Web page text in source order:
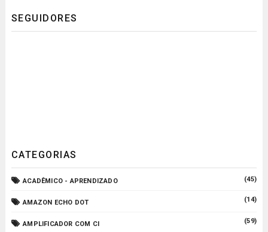
SEGUIDORES
CATEGORIAS
ACADÊMICO - APRENDIZADO (45)
AMAZON ECHO DOT (14)
AMPLIFICADOR COM CI (59)